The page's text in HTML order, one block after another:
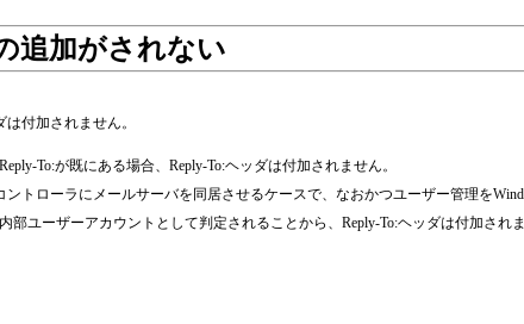
追加がされない
付加されません。
To:が既にある場合、Reply-To:ヘッダは付加されません。
ントローラにメールサーバを同居させるケースで、なおかつユーザー管理を
部ユーザーアカウントとして判定されることから、Reply-To:ヘッダは付加されま